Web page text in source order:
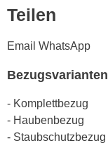
Teilen
Email WhatsApp
Bezugsvarianten
- Komplettbezug
- Haubenbezug
- Staubschutzbezug